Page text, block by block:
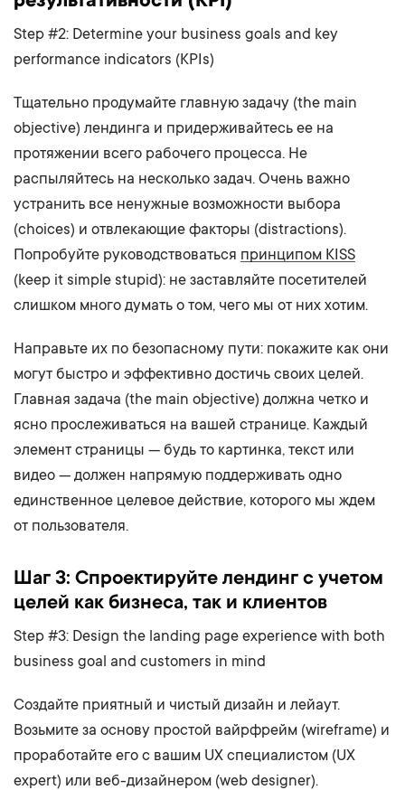
Step #2: Determine your business goals and key
performance indicators (KPIs)
Тщательно продумайте главную задачу (the main
objective) лендинга и придерживайтесь ее на
протяжении всего рабочего процесса. Не
распыляйтесь на несколько задач. Очень важно
устранить все ненужные возможности выбора
(choices) и отвлекающие факторы (distractions).
Попробуйте руководствоваться принципом KISS
(keep it simple stupid): не заставляйте посетителей
слишком много думать о том, чего мы от них хотим.
Направьте их по безопасному пути: покажите как они
могут быстро и эффективно достичь своих целей.
Главная задача (the main objective) должна четко и
ясно прослеживаться на вашей странице. Каждый
элемент страницы — будь то картинка, текст или
видео — должен напрямую поддерживать одно
единственное целевое действие, которого мы ждем
от пользователя.
Шаг 3: Спроектируйте лендинг с учетом
целей как бизнеса, так и клиентов
Step #3: Design the landing page experience with both
business goal and customers in mind
Создайте приятный и чистый дизайн и лейаут.
Возьмите за основу простой вайрфрейм (wireframe) и
проработайте его с вашим UX специалистом (UX
expert) или веб-дизайнером (web designer).